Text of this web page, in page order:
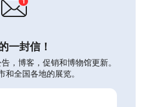
一封信！
，博客，促销和博物馆更新。
和全国各地的展览。